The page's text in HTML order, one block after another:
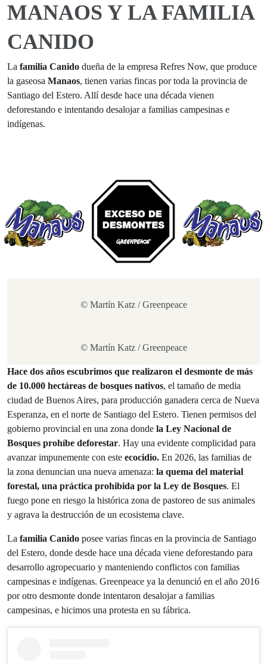
MANAOS Y LA FAMILIA
CANIDO
La familia Canido dueña de la empresa Refres Now, que produce
la gaseosa Manaos, tienen varias fincas por toda la provincia de
Santiago del Estero. Allí desde hace una década vienen
deforestando e intentando desalojar a familias campesinas e
indígenas.
© Martín Katz / Greenpeace
© Martín Katz / Greenpeace
Hace dos años escubrimos que realizaron el desmonte de más
de 10.000 hectáreas de bosques nativos, el tamaño de media
ciudad de Buenos Aires, para producción ganadera cerca de Nueva
Esperanza, en el norte de Santiago del Estero. Tienen permisos del
gobierno provincial en una zona donde la Ley Nacional de
Bosques prohíbe deforestar. Hay una evidente complicidad para
avanzar impunemente con este ecocidio. En 2026, las familias de
la zona denuncian una nueva amenaza: la quema del material
forestal, una práctica prohibida por la Ley de Bosques. El
fuego pone en riesgo la histórica zona de pastoreo de sus animales
y agrava la destrucción de un ecosistema clave.
La familia Canido posee varias fincas en la provincia de Santiago
del Estero, donde desde hace una década viene deforestando para
desarrollo agropecuario y manteniendo conflictos con familias
campesinas e indígenas. Greenpeace ya la denunció en el año 2016
por otro desmonte donde intentaron desalojar a familias
campesinas, e hicimos una protesta en su fábrica.